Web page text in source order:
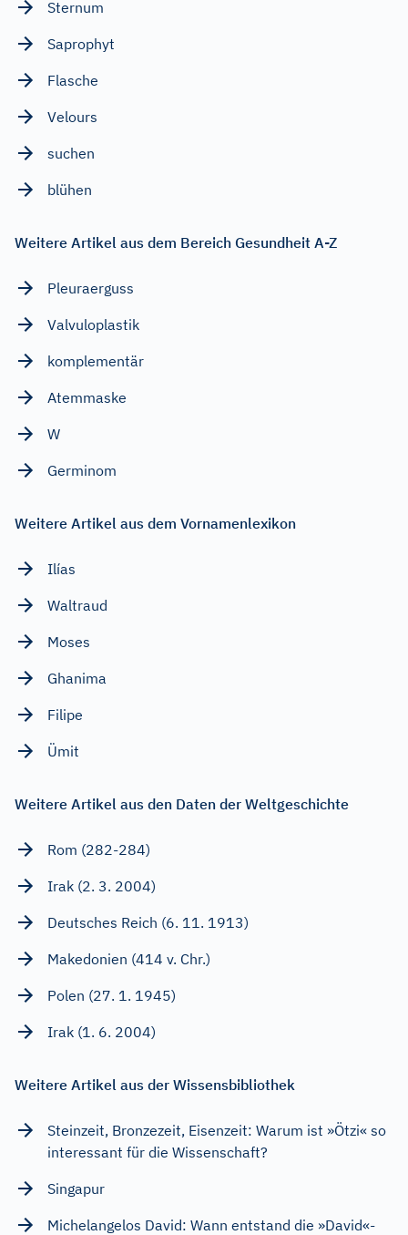
Sternum
Saprophyt
Flasche
Velours
suchen
blühen
Weitere Artikel aus dem Bereich Gesundheit A-Z
Pleuraerguss
Valvuloplastik
komplementär
Atemmaske
W
Germinom
Weitere Artikel aus dem Vornamenlexikon
Ilías
Waltraud
Moses
Ghanima
Filipe
Ümit
Weitere Artikel aus den Daten der Weltgeschichte
Rom (282-284)
Irak (2. 3. 2004)
Deutsches Reich (6. 11. 1913)
Makedonien (414 v. Chr.)
Polen (27. 1. 1945)
Irak (1. 6. 2004)
Weitere Artikel aus der Wissensbibliothek
Steinzeit, Bronzezeit, Eisenzeit: Warum ist »Ötzi« so
interessant für die Wissenschaft?
Singapur
Michelangelos David: Wann entstand die »David«-